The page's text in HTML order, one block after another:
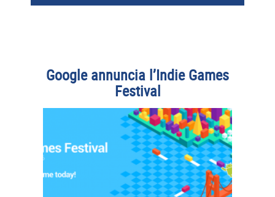
Google annuncia l’Indie Games
Festival